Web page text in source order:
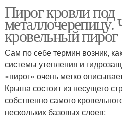
Пирог кровли под
металлочерепицу.
кровельный пирог
Сам по себе термин возник,
системы утепления и
«пирог» очень метко
Крыша состоит из несущего
собственно самого
нескольких базовых слоев: